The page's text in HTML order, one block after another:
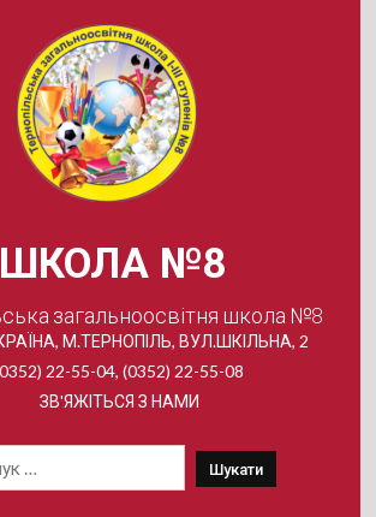
ШКОЛА №8
загальноосвітня школа №8
М.ТЕРНОПІЛЬ, ВУЛ.ШКІЛЬНА, 2
22-55-04, (0352) 22-55-08
ЗВ'ЯЖІТЬСЯ З НАМИ